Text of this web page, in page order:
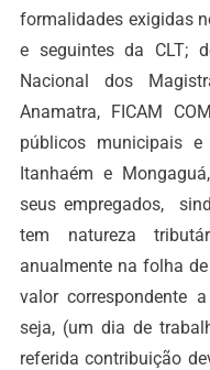
formalidades exigidas
e seguintes da CLT;
Nacional dos
Anamatra, FICAM
públicos municipais
Itanhaém e
seus empregados,
tem natureza
anualmente na folha
valor correspondente
seja, (um dia de
referida contribuição